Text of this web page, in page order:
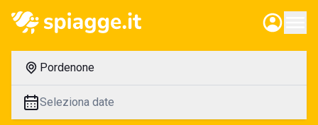
Pordenone
Seleziona date